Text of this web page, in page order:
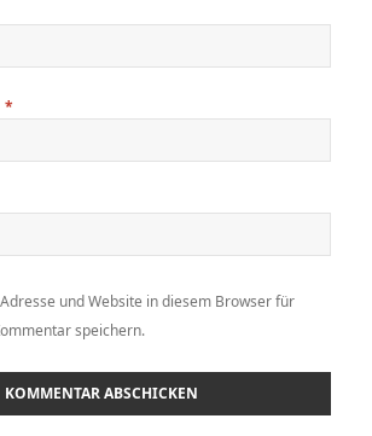
*
und Website in diesem Browser für
speichern.